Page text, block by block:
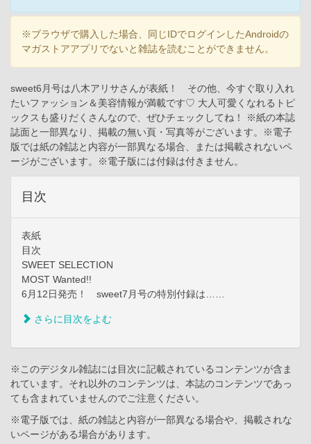
※ブラウザで購入した場合、同じIDでログインしたAndroidの
マガストアアプリでないと雑誌を読むことができません。
sweet6月号は八木アリサさんが表紙！ その他、今すぐ取り入れ
たいファッション＆美容情報が満載です♡ 大人可愛くなれるトピ
ックスも盛りだくさんなので、ぜひチェックしてね！ ※紙の本誌
誌面と一部異なり、掲載の無い頁・写真等がございます。※電子
版では紙の雑誌と内容が一部異なる場合、または掲載されないペ
ージがございます。※電子版には付録は付きません。
目次
表紙
目次
SWEET SELECTION
MOST Wanted!!
6月12日発売！ sweet7月号の特別付録は……
さらに目次をよむ
※このデジタル雑誌には目次に記載されているコンテンツが含ま
れています。それ以外のコンテンツは、本誌のコンテンツであっ
ても含まれていませんのでご注意ください。
※電子版では、紙の雑誌と内容が一部異なる場合や、掲載されな
いページがある場合があります。